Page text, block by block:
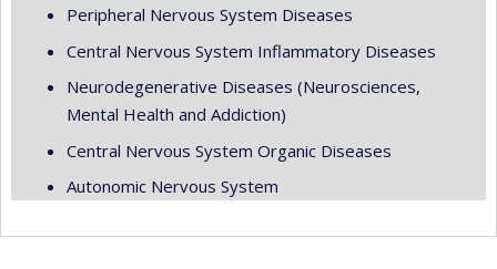
Peripheral Nervous System Diseases
Central Nervous System Inflammatory Diseases
Neurodegenerative Diseases (Neurosciences,
Mental Health and Addiction)
Central Nervous System Organic Diseases
Autonomic Nervous System